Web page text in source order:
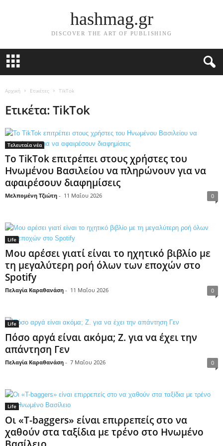
hashmag.gr
DISCOVER THE ART OF PUBLISHING
Αρχική Ετικέτες TikTok
Ετικέτα: TikTok
Τελευταία νέα
Το TikTok επιτρέπει στους χρήστες του
Ηνωμένου Βασιλείου να πληρώνουν για να
αφαιρέσουν διαφημίσεις
Μελπομένη Τζιώτη - 11 Μαΐου 2026 0
Life
Μου αρέσει γιατί είναι το ηχητικό βιβλίο με
τη μεγαλύτερη ροή όλων των εποχών στο
Spotify
Πελαγία Καραθανάση - 11 Μαΐου 2026 0
Life
Πόσο αργά είναι ακόμα; Ζ. για να έχει την
απάντηση Γεν
Πελαγία Καραθανάση - 7 Μαΐου 2026 0
Life
Οι «T-baggers» είναι επιρρεπείς στο να
χαθούν στα ταξίδια με τρένο στο Ηνωμένο